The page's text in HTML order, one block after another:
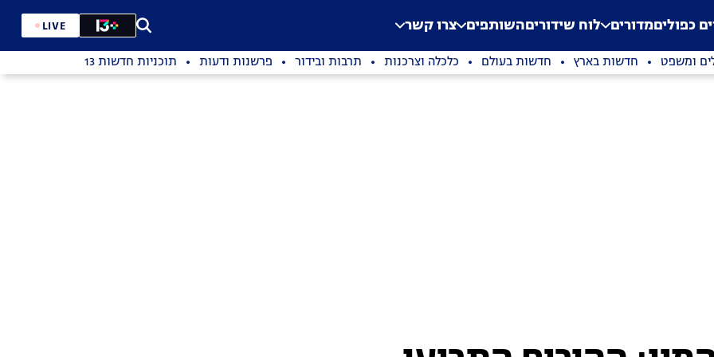
Application error: a
. כפוליםמדורים לוח שידוריםהשותפים צרו קשר LIVE
ומשפט חדשות בארץ חדשות בעולם כלכלה וצרכנות תרבות ובידור פרשנות ודעות תוכניות חדשות 13